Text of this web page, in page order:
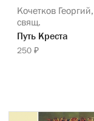
Кочетков Георгий,
свящ.
Путь Креста
250 ₽